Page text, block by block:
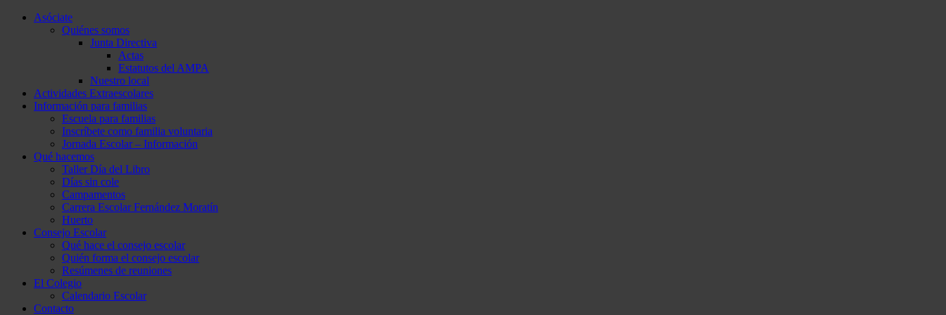
Asóciate
Quiénes somos
Junta Directiva
Actas
Estatutos del AMPA
Nuestro local
Actividades Extraescolares
Información para familias
Escuela para familias
Inscríbete como familia voluntaria
Jornada Escolar – Información
Qué hacemos
Taller Día del Libro
Días sin cole
Campamentos
Carrera Escolar Fernández Moratín
Huerto
Consejo Escolar
Qué hace el consejo escolar
Quién forma el consejo escolar
Resúmenes de reuniones
El Colegio
Calendario Escolar
Contacto